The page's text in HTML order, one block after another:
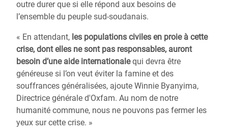
outre durer que si elle répond aux besoins de
l’ensemble du peuple sud-soudanais.
« En attendant, les populations civiles en proie à cette
crise, dont elles ne sont pas responsables, auront
besoin d’une aide internationalequi devra être
généreuse si l’on veut éviter la famine et des
souffrances généralisées, ajoute Winnie Byanyima,
Directrice générale d'Oxfam. Au nom de notre
humanité commune, nous ne pouvons pas fermer les
yeux sur cette crise. »